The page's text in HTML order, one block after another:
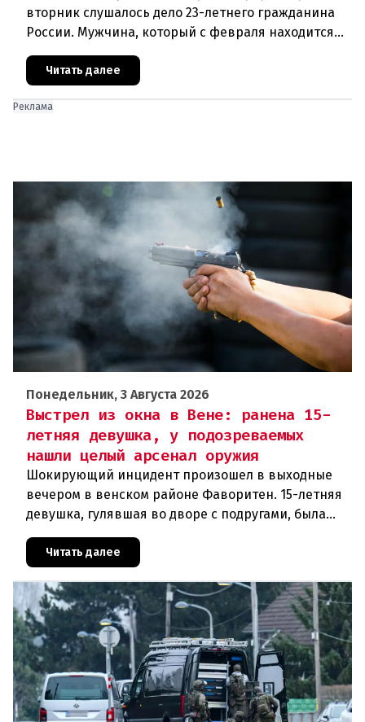
вторник слушалось дело 23-летнего гражданина
России. Мужчина, который с февраля находится
под стражей, обвинялся в том, что на протяжении
полугода организо
Читать далее
Реклама
Понедельник, 3 Августа 2026
Выстрел из окна в Вене: ранена 15-
летняя девушка, у подозреваемых
нашли целый арсенал оружия
Шокирующий инцидент произошел в выходные
вечером в венском районе Фаворитен. 15-летняя
девушка, гулявшая во дворе с подругами, была
ранена выстрелом из пневматического оружия.
Полиция задержала двух п
Читать далее